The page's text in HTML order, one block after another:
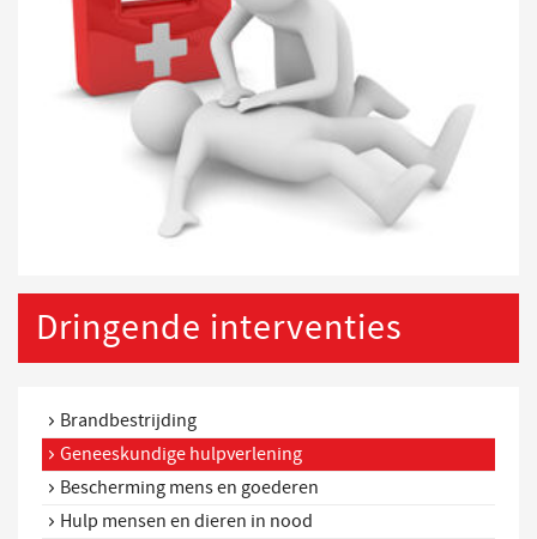
Dringende interventies
Brandbestrijding
Geneeskundige hulpverlening
Bescherming mens en goederen
Hulp mensen en dieren in nood